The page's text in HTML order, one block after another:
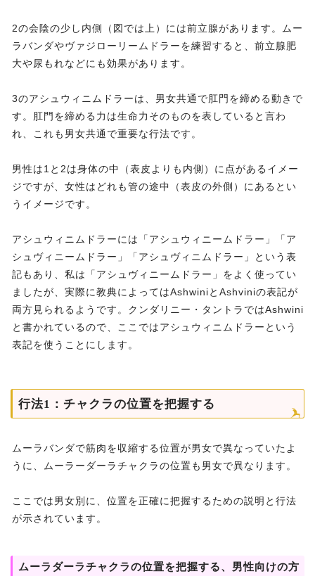
2の会陰の少し内側（図では上）には前立腺があります。ムー
ラバンダやヴァジローリームドラーを練習すると、前立腺肥
大や尿もれなどにも効果があります。
3のアシュウィニムドラーは、男女共通で肛門を締める動きで
す。肛門を締める力は生命力そのものを表していると言わ
れ、これも男女共通で重要な行法です。
男性は1と2は身体の中（表皮よりも内側）に点があるイメー
ジですが、女性はどれも管の途中（表皮の外側）にあるとい
うイメージです。
アシュウィニムドラーには「アシュウィニームドラー」「ア
シュヴィニームドラー」「アシュヴィニムドラー」という表
記もあり、私は「アシュヴィニームドラー」をよく使ってい
ましたが、実際に教典によってはAshwiniとAshviniの表記が
両方見られるようです。クンダリニー・タントラではAshwini
と書かれているので、ここではアシュウィニムドラーという
表記を使うことにします。
行法1：チャクラの位置を把握する
ムーラバンダで筋肉を収縮する位置が男女で異なっていたよ
うに、ムーラーダーラチャクラの位置も男女で異なります。
ここでは男女別に、位置を正確に把握するための説明と行法
が示されています。
ムーラダーラチャクラの位置を把握する、男性向けの方